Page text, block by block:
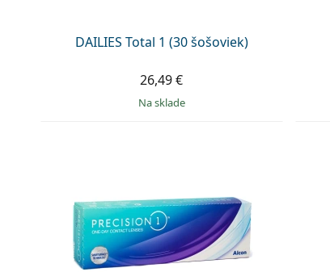
DAILIES Total 1 (30 šošoviek)
26,49 €
na sklade